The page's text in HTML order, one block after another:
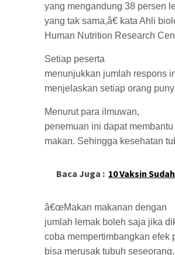
yang mengandung 38 persen
yang tak sama,â€ kata Ahli
Human Nutrition Research
Setiap peserta
menunjukkan jumlah respons
menjelaskan setiap orang
Menurut para ilmuwan,
penemuan ini dapat
makan. Sehingga kesehatan
Baca Juga : 10 Vaksin
â€œMakan makanan dengan
jumlah lemak boleh saja jika
coba mempertimbangkan efek
bisa merusak tubuh